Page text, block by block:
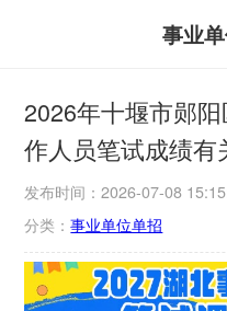
事业
2026年十堰市郧
作人员笔试成绩有
发布时间：2026-07-08
分类：事业单位单招